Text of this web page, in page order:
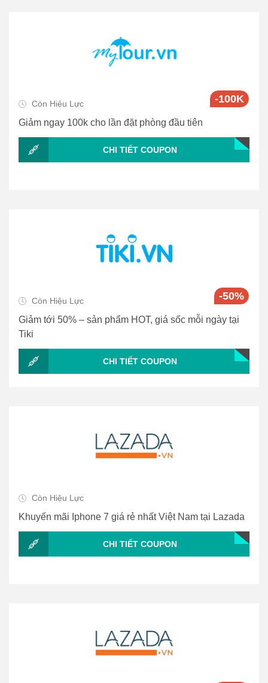
Còn Hiệu Lực -100K
Giảm ngay 100k cho lần đặt phòng đầu tiên
CHI TIẾT COUPON
Còn Hiệu Lực -50%
Giảm tới 50% – sản phẩm HOT, giá sốc mỗi ngày tại
Tiki
CHI TIẾT COUPON
Còn Hiệu Lực
Khuyến mãi Iphone 7 giá rẻ nhất Việt Nam tại Lazada
CHI TIẾT COUPON